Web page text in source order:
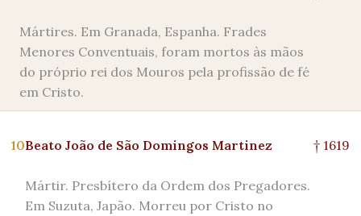
Mártires. Em Granada, Espanha. Frades
Menores Conventuais, foram mortos às mãos
do próprio rei dos Mouros pela profissão de fé
em Cristo.
10Beato João de São Domingos Martinez
Mártir. Presbítero da Ordem dos Pregadores.
Em Suzuta, Japão. Morreu por Cristo no
† 1619